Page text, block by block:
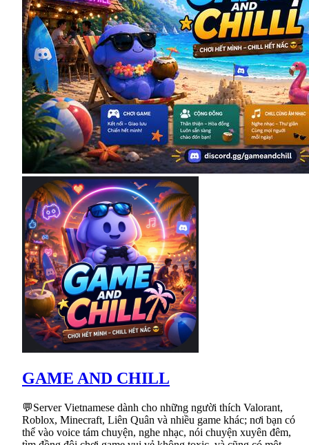
GAME AND CHILL
💬Server Vietnamese dành cho những người thích Valorant,
Roblox, Minecraft, Liên Quân và nhiều game khác; nơi bạn có
thể vào voice tám chuyện, nghe nhạc, nói chuyện xuyên đêm,